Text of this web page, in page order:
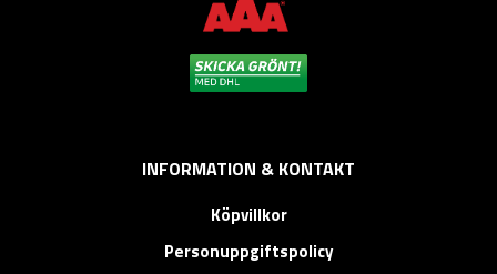
INFORMATION & KONTAKT
Köpvillkor
Personuppgiftspolicy